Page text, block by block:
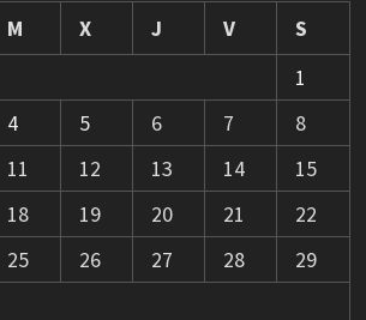
M X J V
S
1
4 5 6 7
8
11 12 13 14
15
18 19 20 21
22
25 26 27 28
29